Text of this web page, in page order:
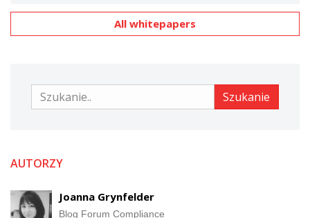
All whitepapers
Szukanie Szukanie
AUTORZY
Joanna Grynfelder
Blog Forum Compliance